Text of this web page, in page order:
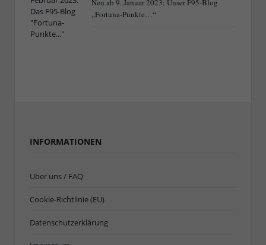
Neu ab 9. Januar 2023: Unser F95-Blog
„Fortuna-Punkte…“
INFORMATIONEN
Über uns / FAQ
Cookie-Richtlinie (EU)
Datenschutzerklärung